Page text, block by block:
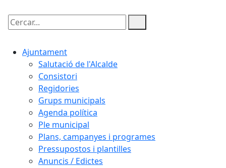
Cercar:
Ajuntament
Salutació de l'Alcalde
Consistori
Regidories
Grups municipals
Agenda política
Ple municipal
Plans, campanyes i programes
Pressupostos i plantilles
Anuncis / Edictes